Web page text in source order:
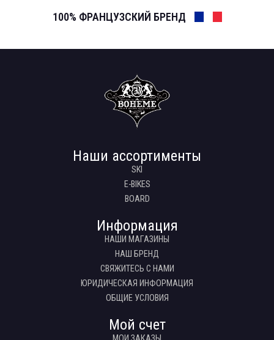
100% ФРАНЦУЗСКИЙ БРЕНД
Наши ассортименты
SKI
E-BIKES
BOARD
Информация
НАШИ МАГАЗИНЫ
НАШ БРЕНД
СВЯЖИТЕСЬ С НАМИ
ЮРИДИЧЕСКАЯ ИНФОРМАЦИЯ
ОБЩИЕ УСЛОВИЯ
Мой счет